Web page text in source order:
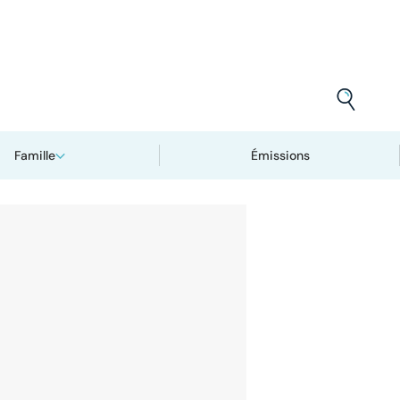
Famille Émissions